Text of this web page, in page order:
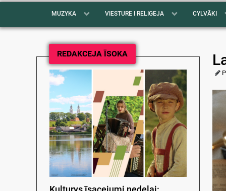
MUZYKA VIESTURE I RELIGEJA CYLVĀKI
REDAKCEJA ĪSOKA